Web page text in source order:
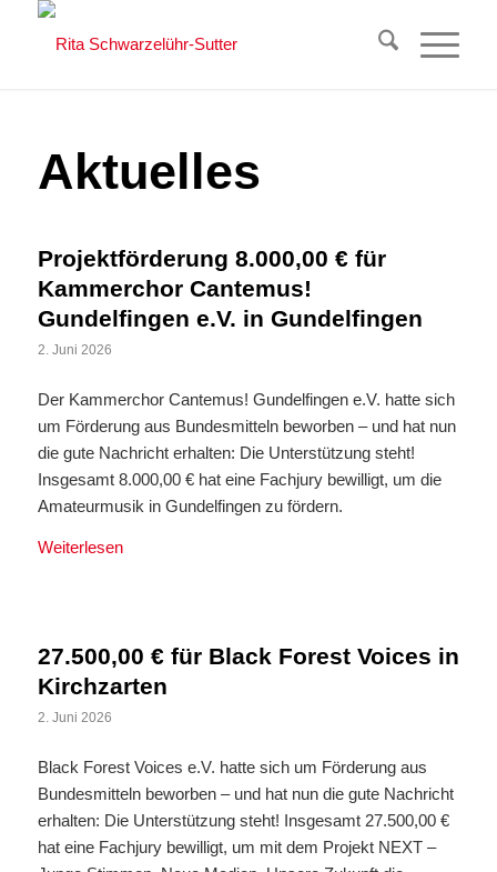
Aktuelles
Projektförderung 8.000,00 € für
Kammerchor Cantemus!
Gundelfingen e.V. in Gundelfingen
2. Juni 2026
Der Kammerchor Cantemus! Gundelfingen e.V. hatte sich
um Förderung aus Bundesmitteln beworben – und hat nun
die gute Nachricht erhalten: Die Unterstützung steht!
Insgesamt 8.000,00 € hat eine Fachjury bewilligt, um die
Amateurmusik in Gundelfingen zu fördern.
Weiterlesen
27.500,00 € für Black Forest Voices in
Kirchzarten
2. Juni 2026
Black Forest Voices e.V. hatte sich um Förderung aus
Bundesmitteln beworben – und hat nun die gute Nachricht
erhalten: Die Unterstützung steht! Insgesamt 27.500,00 €
hat eine Fachjury bewilligt, um mit dem Projekt NEXT –